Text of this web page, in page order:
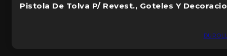
Pistola De Tolva P/ Revest., Goteles Y